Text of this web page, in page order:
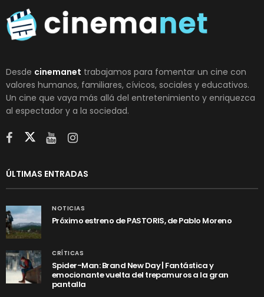
Desde cinemanet trabajamos para fomentar un cine con
valores humanos, familiares, cívicos, sociales y educativos.
Un cine que vaya más allá del entretenimiento y enriquezca
al espectador y a la sociedad.
ÚLTIMAS ENTRADAS
NOTICIAS
Próximo estreno de PASTORIS, de Pablo Moreno
CRÍTICAS
Spider-Man: Brand New Day | Fantástica y
emocionante vuelta del trepamuros a la gran
pantalla